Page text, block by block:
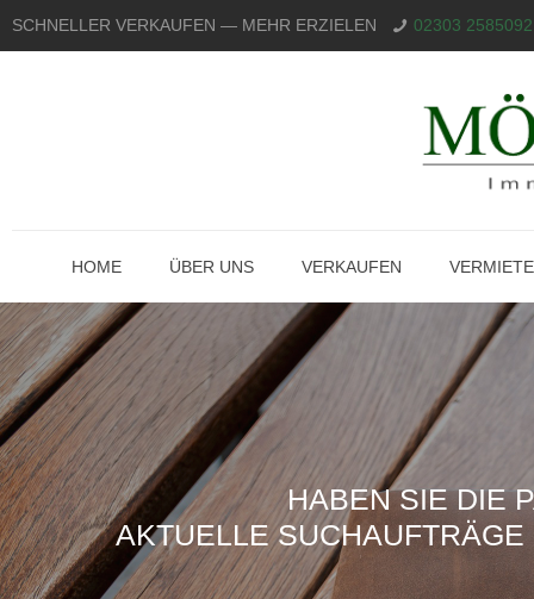
SCHNELLER VERKAUFEN — MEHR ERZIELEN 02303 2585092
HOME ÜBER UNS VERKAUFEN
HABEN SIE DIE
AKTUELLE